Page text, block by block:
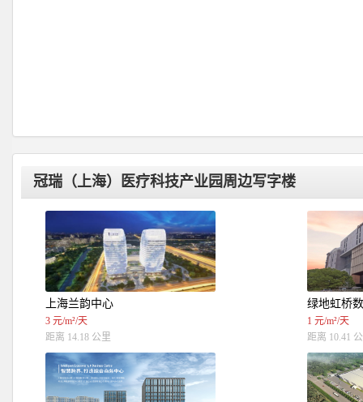
冠瑞（上海）医疗科技产业园周边写字楼
上海兰韵中心
3 元/m²/天
距离 14.18 公里
绿地虹桥
1 元/m²/天
距离 10.41